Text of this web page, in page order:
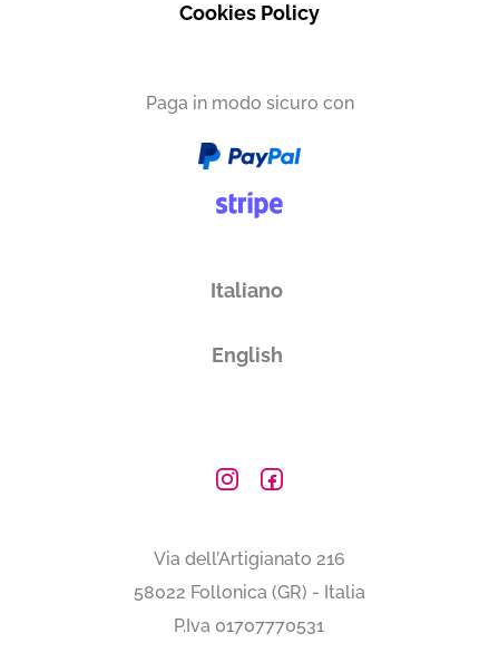
Cookies Policy
Paga in modo sicuro con
Italiano
English
Via dell’Artigianato 216
58022 Follonica (GR) - Italia
P.Iva 01707770531